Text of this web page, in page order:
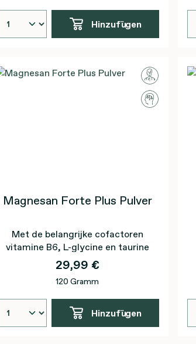
Hinzufügen
Magnesan Forte Plus Pulver
Met de belangrijke cofactoren
vitamine B6, L-glycine en taurine
29,99 €
120 Gramm
Hinzufügen